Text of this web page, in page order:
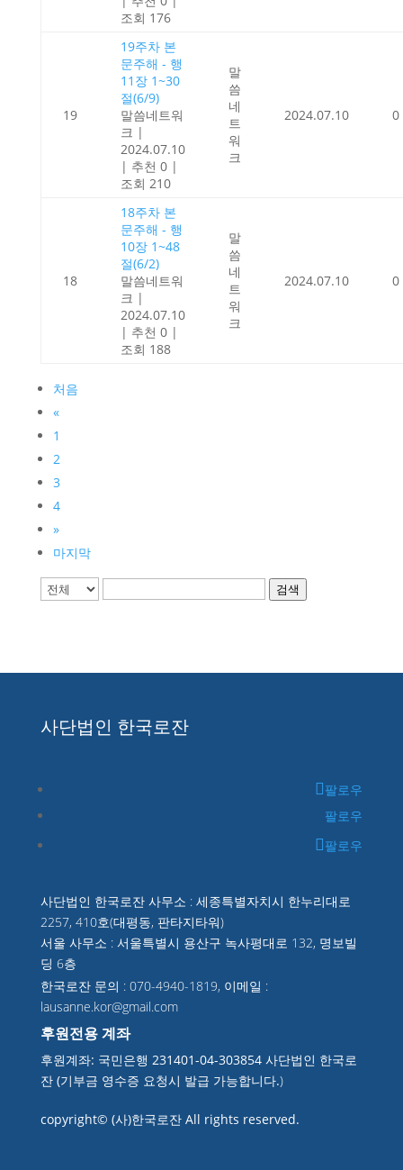
조회 176
19
19주차 본
문주해 - 행
11장 1~30
절(6/9)
말씀네트워
크 |
2024.07.10
| 추천 0 |
조회 210
말
씀
네
트
워
크
2024.07.10 0
18
18주차 본
문주해 - 행
10장 1~48
절(6/2)
말씀네트워
크 |
2024.07.10
| 추천 0 |
조회 188
말
씀
네
트
워
크
2024.07.10 0
처음
«
1
2
3
4
»
마지막
검색
사단법인 한국로잔
팔로우
팔로우
팔로우
사단법인 한국로잔 사무소 : 세종특별자치시 한누리대로
2257, 410호(대평동, 판타지타워)
서울 사무소 : 서울특별시 용산구 녹사평대로 132, 명보빌
딩 6층
한국로잔 문의 : 070-4940-1819, 이메일 :
lausanne.kor@gmail.com
후원전용 계좌
후원계좌: 국민은행 231401-04-303854 사단법인 한국로
잔 (기부금 영수증 요청시 발급 가능합니다.)
copyright© (사)한국로잔 All rights reserved.